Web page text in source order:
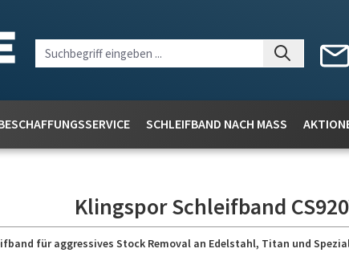
SCHLEIFBAND NACH MASS
Klingspor Schleifband
für aggressives Stock Removal an Edelstahl, Titan und